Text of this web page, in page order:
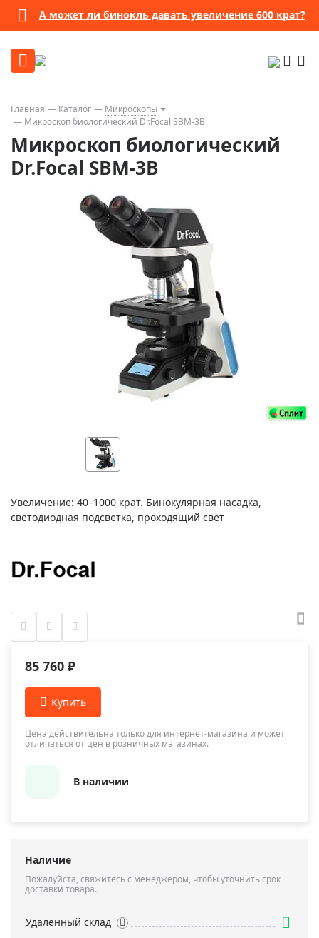
А может ли бинокль давать увеличение 600 крат?
Главная Каталог
Микроскопы
Микроскоп биологический Dr.Focal SBM-3B
Микроскоп биологический
Dr.Focal SBM-3B
Увеличение: 40–1000 крат. Бинокулярная насадка,
светодиодная подсветка, проходящий свет
85 760 ₽
Цена действительна только для интернет-магазина и может
отличаться от цен в розничных магазинах.
В наличии
Наличие
Пожалуйста, свяжитесь с менеджером, чтобы уточнить срок
доставки товара.
Удаленный склад